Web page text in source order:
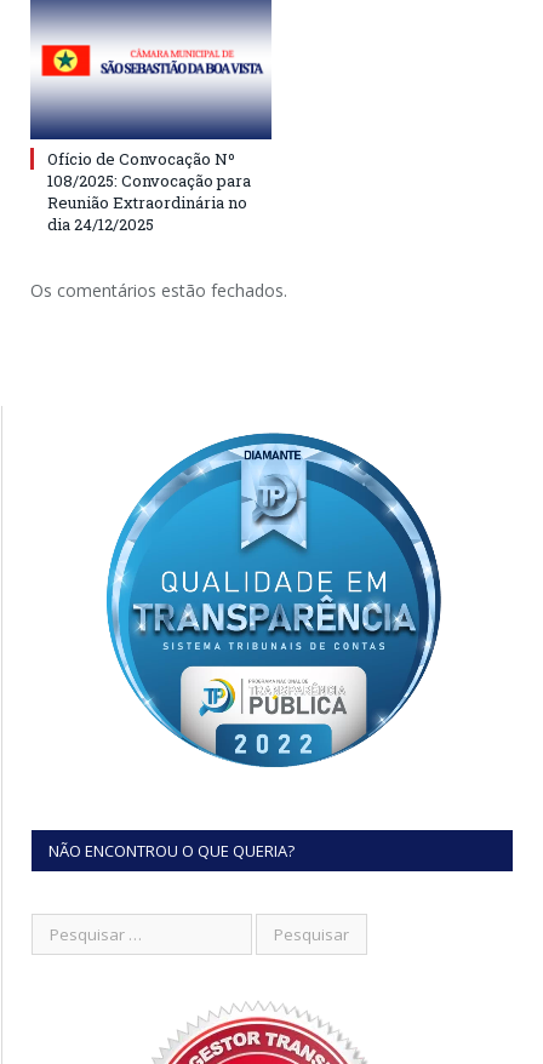
Ofício de Convocação Nº
108/2025: Convocação para
Reunião Extraordinária no
dia 24/12/2025
Os comentários estão fechados.
NÃO ENCONTROU O QUE QUERIA?